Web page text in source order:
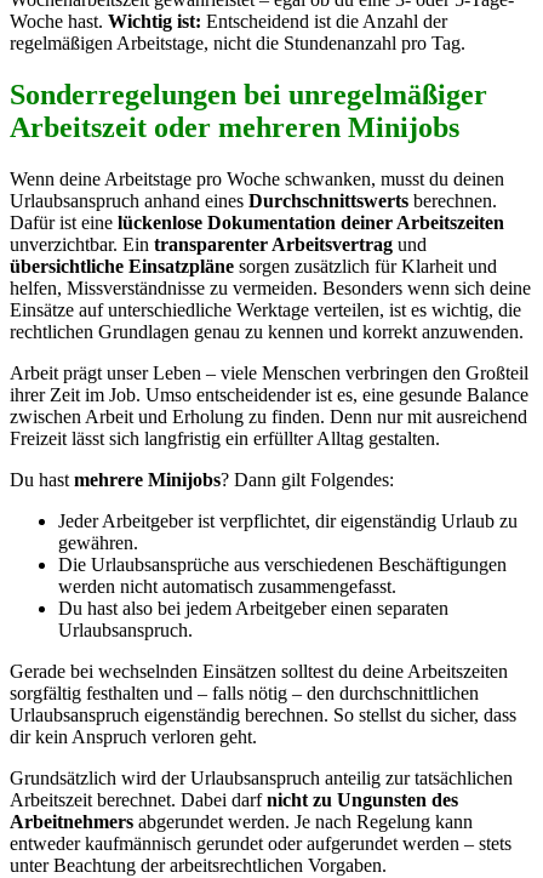
Woche hast. Wichtig ist: Entscheidend ist die Anzahl der
regelmäßigen Arbeitstage, nicht die Stundenanzahl pro Tag.
Sonderregelungen bei unregelmäßiger
Arbeitszeit oder mehreren Minijobs
Wenn deine Arbeitstage pro Woche schwanken, musst du deinen
Urlaubsanspruch anhand eines Durchschnittswerts berechnen.
Dafür ist eine lückenlose Dokumentation deiner Arbeitszeiten
unverzichtbar. Ein transparenter Arbeitsvertrag und
übersichtliche Einsatzpläne sorgen zusätzlich für Klarheit und
helfen, Missverständnisse zu vermeiden. Besonders wenn sich deine
Einsätze auf unterschiedliche Werktage verteilen, ist es wichtig, die
rechtlichen Grundlagen genau zu kennen und korrekt anzuwenden.
Arbeit prägt unser Leben – viele Menschen verbringen den Großteil
ihrer Zeit im Job. Umso entscheidender ist es, eine gesunde Balance
zwischen Arbeit und Erholung zu finden. Denn nur mit ausreichend
Freizeit lässt sich langfristig ein erfüllter Alltag gestalten.
Du hast mehrere Minijobs? Dann gilt Folgendes:
Jeder Arbeitgeber ist verpflichtet, dir eigenständig Urlaub zu
gewähren.
Die Urlaubsansprüche aus verschiedenen Beschäftigungen
werden nicht automatisch zusammengefasst.
Du hast also bei jedem Arbeitgeber einen separaten
Urlaubsanspruch.
Gerade bei wechselnden Einsätzen solltest du deine Arbeitszeiten
sorgfältig festhalten und – falls nötig – den durchschnittlichen
Urlaubsanspruch eigenständig berechnen. So stellst du sicher, dass
dir kein Anspruch verloren geht.
Grundsätzlich wird der Urlaubsanspruch anteilig zur tatsächlichen
Arbeitszeit berechnet. Dabei darfnicht zu Ungunsten des
Arbeitnehmers abgerundet werden. Je nach Regelung kann
entweder kaufmännisch gerundet oder aufgerundet werden – stets
unter Beachtung der arbeitsrechtlichen Vorgaben.